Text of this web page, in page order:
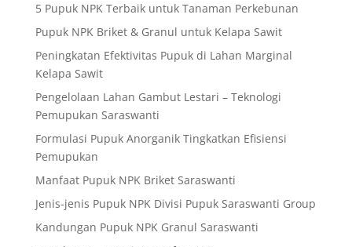
5 Pupuk NPK Terbaik untuk Tanaman Perkebunan
Pupuk NPK Briket & Granul untuk Kelapa Sawit
Peningkatan Efektivitas Pupuk di Lahan Marginal
Kelapa Sawit
Pengelolaan Lahan Gambut Lestari – Teknologi
Pemupukan Saraswanti
Formulasi Pupuk Anorganik Tingkatkan Efisiensi
Pemupukan
Manfaat Pupuk NPK Briket Saraswanti
Jenis-jenis Pupuk NPK Divisi Pupuk Saraswanti Group
Kandungan Pupuk NPK Granul Saraswanti